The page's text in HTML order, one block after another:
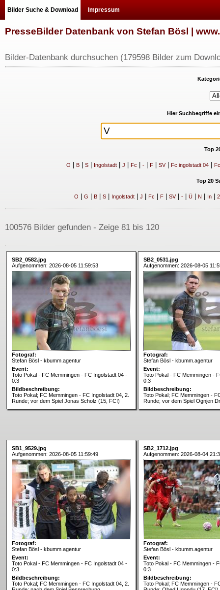
Bilder Suche & Download Impressum
PresseBilder Datenbank von Stefan Bösl |
Bilder-Datenbank durchsuchen (179598 Bilder zum
Hier Suchbegriffe
Top
O B| S| Ingolstadt| J Fc -| F| SV| Fc ingolstadt 04|
Top 20
O G B| S| Ingolstadt| J Fc F| SV| -| Ü| N In| 2
100576 Bilder gefunden - Zeige 81 bis 120
SB2_0582.jpg
Aufgenommen: 2026-08-05 11:59:53
Fotograf:
Stefan Bösl - kbumm.agentur
Event:
Toto Pokal - FC Memmingen - FC Ingolstadt 04 -
0:3
Bildbeschreibung:
Toto Pokal; FC Memmingen - FC Ingolstadt 04, 2.
Runde; vor dem Spiel Jonas Scholz (15, FCI)
SB2_0531.jpg
Aufgenommen: 2026-08-05
Fotograf:
Stefan Bösl - kbumm.agentur
Event:
Toto Pokal - FC Memmingen -
0:3
Bildbeschreibung:
Toto Pokal; FC Memmingen -
Runde; vor dem Spiel Ognjen
SB1_9529.jpg
Aufgenommen: 2026-08-05 11:59:49
Fotograf:
Stefan Bösl - kbumm.agentur
Event:
Toto Pokal - FC Memmingen - FC Ingolstadt 04 -
0:3
Bildbeschreibung:
Toto Pokal; FC Memmingen - FC Ingolstadt 04, 2.
SB2_1712.jpg
Aufgenommen: 2026-08-04
Fotograf:
Stefan Bösl - kbumm.agentur
Event:
Toto Pokal - FC Memmingen -
0:3
Bildbeschreibung:
Toto Pokal; FC Memmingen -